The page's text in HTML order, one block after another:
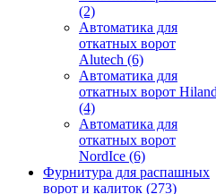
(2)
Автоматика для
откатных ворот
Alutech (6)
Автоматика для
откатных ворот Hiland
(4)
Автоматика для
откатных ворот
NordIce (6)
Фурнитура для распашных
ворот и калиток (273)